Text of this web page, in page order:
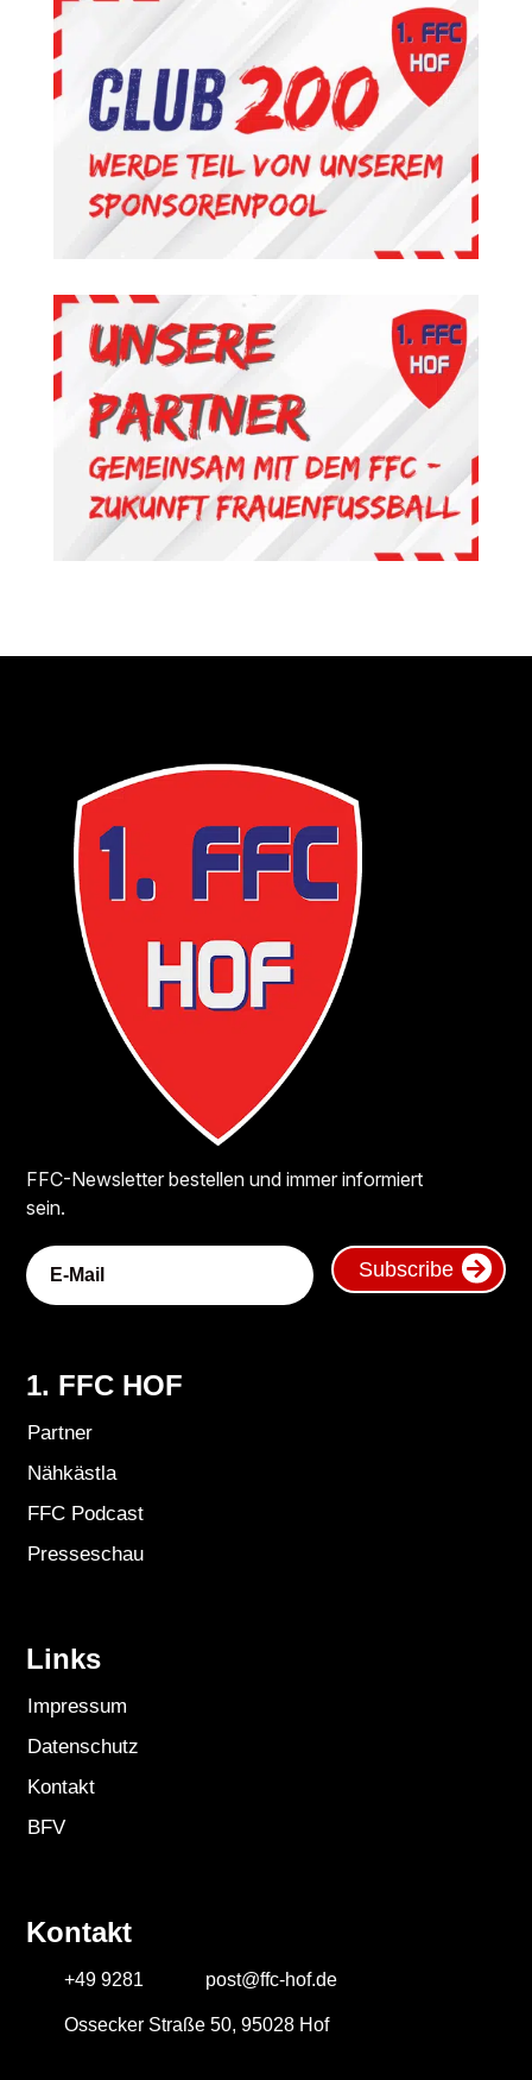
FFC-Newsletter bestellen und immer informiert
sein.
Subscribe
1. FFC HOF
Partner
Nähkästla
FFC Podcast
Presseschau
Links
Impressum
Datenschutz
Kontakt
BFV
Kontakt
+49 9281 post@ffc-hof.de
Ossecker Straße 50, 95028 Hof